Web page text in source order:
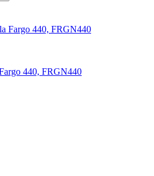
440, FRGN440